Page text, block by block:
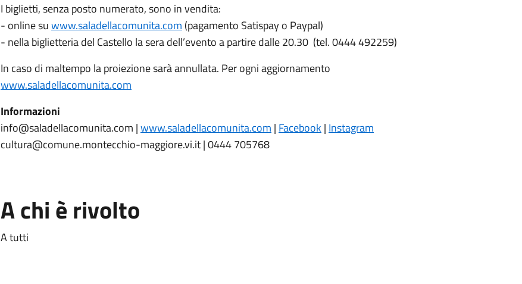
I biglietti, senza posto numerato, sono in vendita:
- online suwww.saladellacomunita.com (pagamento Satispay o Paypal)
- nella biglietteria del Castello la sera dell’evento a partire dalle 20.30 (tel. 0444 492259)
In caso di maltempo la proiezione sarà annullata. Per ogni aggiornamento
www.saladellacomunita.com
Informazioni
info@saladellacomunita.com |www.saladellacomunita.com | Facebook | Instagram
cultura@comune.montecchio-maggiore.vi.it | 0444 705768
A chi è rivolto
A tutti